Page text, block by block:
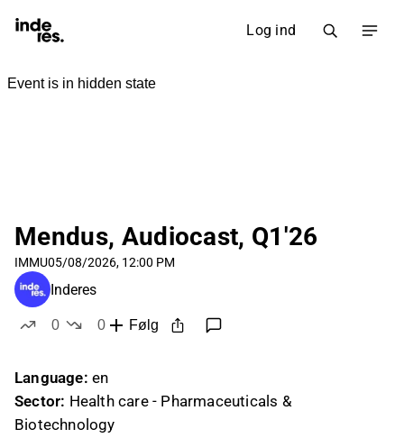
Log ind
Mendus, Audiocast, Q1'26
IMMU05/08/2026, 12:00 PM
Inderes
0
0
Følg
Language: en
Sector: Health care - Pharmaceuticals &
Biotechnology